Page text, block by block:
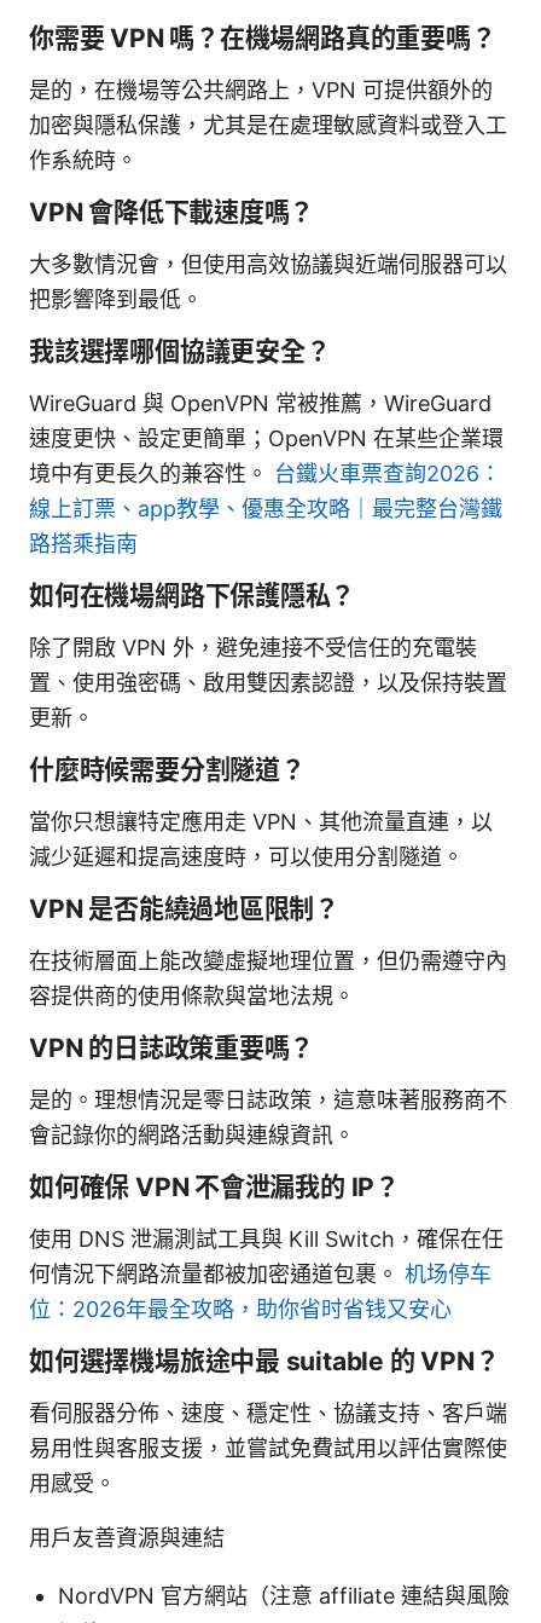
你需要 VPN 嗎？在機場網路真的重要嗎？
是的，在機場等公共網路上，VPN 可提供額外的
加密與隱私保護，尤其是在處理敏感資料或登入工
作系統時。
VPN 會降低下載速度嗎？
大多數情況會，但使用高效協議與近端伺服器可以
把影響降到最低。
我該選擇哪個協議更安全？
WireGuard 與 OpenVPN 常被推薦，WireGuard
速度更快、設定更簡單；OpenVPN 在某些企業環
境中有更長久的兼容性。 台鐵火車票查詢2026：
線上訂票、app教學、優惠全攻略｜最完整台灣鐵
路搭乘指南
如何在機場網路下保護隱私？
除了開啟 VPN 外，避免連接不受信任的充電裝
置、使用強密碼、啟用雙因素認證，以及保持裝置
更新。
什麼時候需要分割隧道？
當你只想讓特定應用走 VPN、其他流量直連，以
減少延遲和提高速度時，可以使用分割隧道。
VPN 是否能繞過地區限制？
在技術層面上能改變虛擬地理位置，但仍需遵守內
容提供商的使用條款與當地法規。
VPN 的日誌政策重要嗎？
是的。理想情況是零日誌政策，這意味著服務商不
會記錄你的網路活動與連線資訊。
如何確保 VPN 不會泄漏我的 IP？
使用 DNS 泄漏測試工具與 Kill Switch，確保在任
何情況下網路流量都被加密通道包裹。 机场停车
位：2026年最全攻略，助你省时省钱又安心
如何選擇機場旅途中最 suitable 的 VPN？
看伺服器分佈、速度、穩定性、協議支持、客戶端
易用性與客服支援，並嘗試免費試用以評估實際使
用感受。
用戶友善資源與連結
NordVPN 官方網站（注意 affiliate 連結與風險